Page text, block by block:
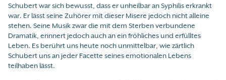
Schubert war sich bewusst, dass er unheilbar an Syphilis erkrankt
war. Er lässt seine Zuhörer mit dieser Misere jedoch nicht alleine
stehen. Seine Musik zwar die mit dem Sterben verbundene
Dramatik, erinnert jedoch auch an ein fröhliches und erfülltes
Leben. Es berührt uns heute noch unmittelbar, wie zärtlich
Schubert uns an jeder Facette seines emotionalen Lebens
teilhaben lässt.